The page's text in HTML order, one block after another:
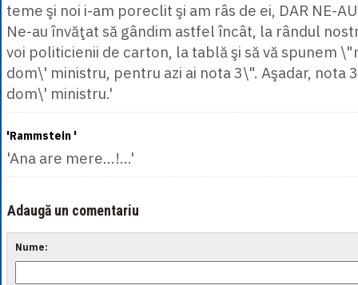
teme şi noi i-am poreclit şi am râs de ei, DAR NE-
Ne-au învăţat să gândim astfel încât, la rândul
voi politicienii de carton, la tablă şi să vă spunem
dom\' ministru, pentru azi ai nota 3\". Aşadar, nota
dom\' ministru.'
'Rammstein '
'Ana are mere...!...'
Adaugă un comentariu
Nume: